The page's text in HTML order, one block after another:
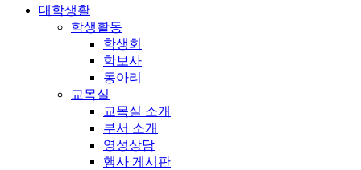
대학생활
학생활동
학생회
학보사
동아리
교목실
교목실 소개
부서 소개
영성상담
행사 게시판